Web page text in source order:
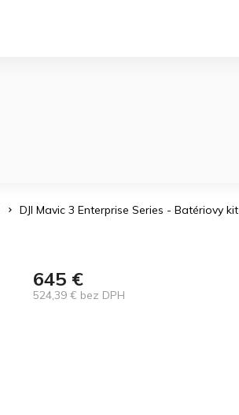
DJI Mavic 3 Enterprise Series - Batériovy kit
645 €
524,39 € bez DPH